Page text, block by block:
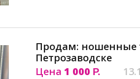
Продам: ношенные
Петрозаводске
Цена 1 000 Р.